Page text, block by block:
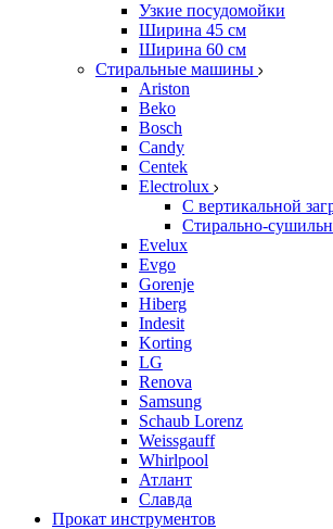
Узкие посудомойки
Ширина 45 см
Ширина 60 см
Стиральные машины
Ariston
Beko
Bosch
Candy
Centek
Electrolux
С вертикальной
Стирально-
Evelux
Evgo
Gorenje
Hiberg
Indesit
Korting
LG
Renova
Samsung
Schaub Lorenz
Weissgauff
Whirlpool
Атлант
Славда
Прокат инструментов